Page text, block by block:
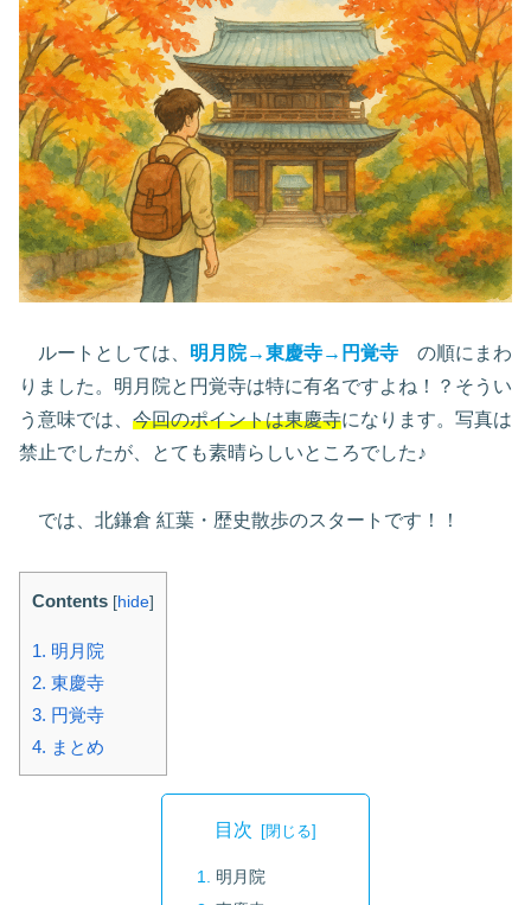
ルートとしては、 明月院→東慶寺→円覚寺 の順にまわ
りました。明月院と円覚寺は特に有名ですよね！？そうい
う意味では、 今回のポイントは東慶寺になります。写真は
禁止でしたが、とても素晴らしいところでした♪
では、北鎌倉 紅葉・歴史散歩のスタートです！！
Contents [hide]
1. 明月院
2. 東慶寺
3. 円覚寺
4. まとめ
目次
明月院